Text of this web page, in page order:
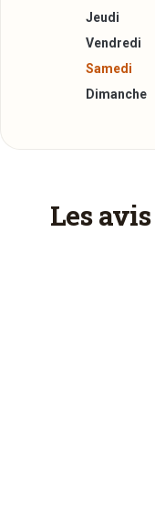
Jeudi
Vendredi
Samedi
Dimanche
Les